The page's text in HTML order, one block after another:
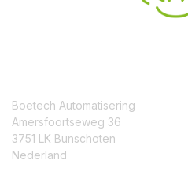
Boetech Automatisering
Amersfoortseweg 36
3751 LK Bunschoten
Nederland